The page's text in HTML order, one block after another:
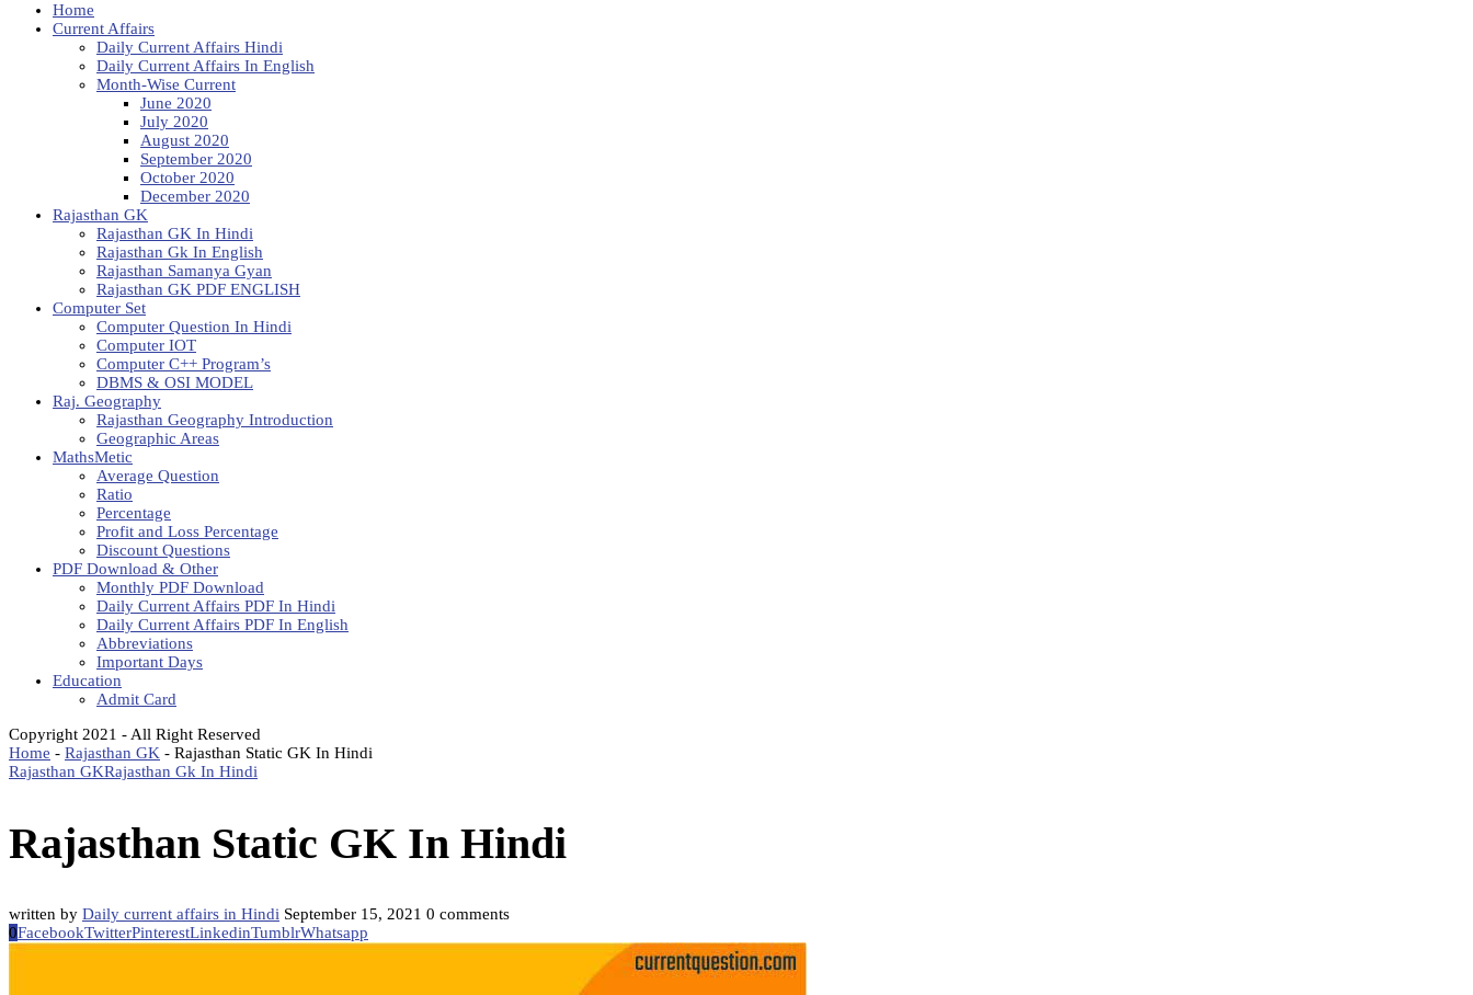
Home
Current Affairs
Daily Current Affairs Hindi
Daily Current Affairs In English
Month-Wise Current
June 2020
July 2020
August 2020
September 2020
October 2020
December 2020
Rajasthan GK
Rajasthan GK In Hindi
Rajasthan Gk In English
Rajasthan Samanya Gyan
Rajasthan GK PDF ENGLISH
Computer Set
Computer Question In Hindi
Computer IOT
Computer C++ Program’s
DBMS & OSI MODEL
Raj. Geography
Rajasthan Geography Introduction
Geographic Areas
MathsMetic
Average Question
Ratio
Percentage
Profit and Loss Percentage
Discount Questions
PDF Download & Other
Monthly PDF Download
Daily Current Affairs PDF In Hindi
Daily Current Affairs PDF In English
Abbreviations
Important Days
Education
Admit Card
Copyright 2021 - All Right Reserved
Home - Rajasthan GK - Rajasthan Static GK In Hindi
Rajasthan GKRajasthan Gk In Hindi
Rajasthan Static GK In Hindi
written by Daily current affairs in Hindi September 15, 2021 0 comments
0FacebookTwitterPinterestLinkedinTumblrWhatsapp